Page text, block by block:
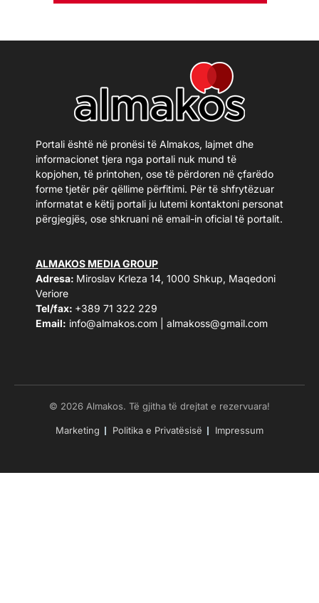
Portali është në pronësi të Almakos, lajmet dhe
informacionet tjera nga portali nuk mund të
kopjohen, të printohen, ose të përdoren në çfarëdo
forme tjetër për qëllime përfitimi. Për të shfrytëzuar
informatat e këtij portali ju lutemi kontaktoni personat
përgjegjës, ose shkruani në email-in oficial të portalit.
ALMAKOS MEDIA GROUP
Adresa: Miroslav Krleza 14, 1000 Shkup, Maqedoni
Veriore
Tel/fax: +389 71 322 229
Email: info@almakos.com almakoss@gmail.com
© 2026 Almakos. Të gjitha të drejtat e rezervuara!
Marketing Politika e Privatësisë Impressum